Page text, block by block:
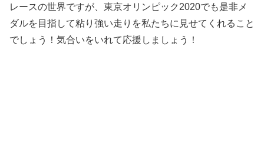
レースの世界ですが、東京オリンピック2020でも是非メ
ダルを目指して粘り強い走りを私たちに見せてくれること
でしょう！気合いをいれて応援しましょう！